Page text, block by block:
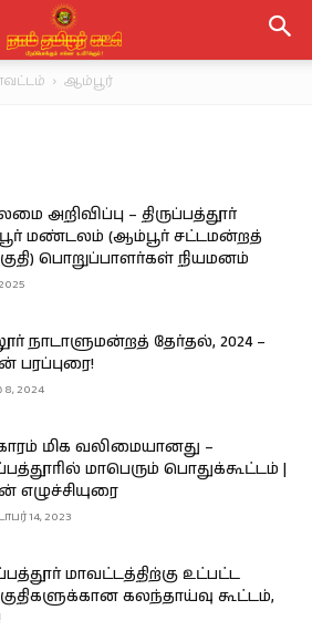
ஆம்பூர்
அறிவிப்பு – திருப்பத்தூர்
மண்டலம் (ஆம்பூர் சட்டமன்றத்
பொறுப்பாளர்கள் நியமனம்
நாடாளுமன்றத் தேர்தல், 2024 –
பரப்புரை!
2024
மிக வலிமையானது –
மாபெரும் பொதுக்கூட்டம் |
எழுச்சியுரை
14, 2023
மாவட்டத்திற்கு உட்பட்ட
கலந்தாய்வு கூட்டம்,